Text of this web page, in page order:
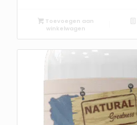
Toevoegen aan
winkelwagen